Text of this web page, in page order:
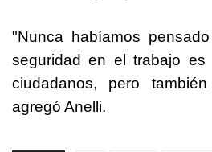
"Nunca habíamos
seguridad en el trabajo
ciudadanos, pero
agregó Anelli.